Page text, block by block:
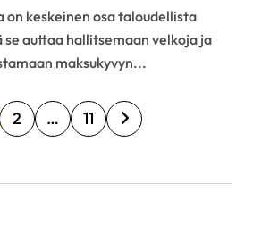
se auttaa hallitsemaan velkoja ja
maksukyvyn...
2 … 11